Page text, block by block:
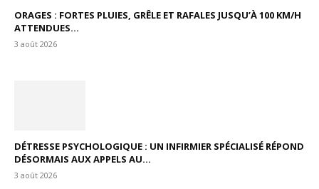
ORAGES : FORTES PLUIES, GRÊLE ET RAFALES JUSQU’À 100 KM/H
ATTENDUES...
3 août 2026
DÉTRESSE PSYCHOLOGIQUE : UN INFIRMIER SPÉCIALISÉ RÉPOND
DÉSORMAIS AUX APPELS AU...
3 août 2026